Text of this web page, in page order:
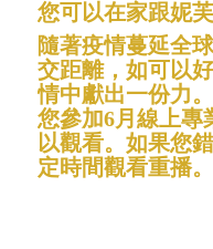
您可以在家跟妮
隨著疫情蔓延全
交距離，如可以
情中獻出一份力
您參加6月線上專
以觀看。如果您
定時間觀看重播。